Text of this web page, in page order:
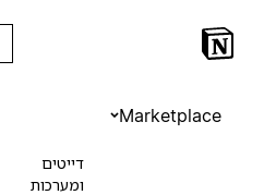
Marketplace
דייטים
ומערכות